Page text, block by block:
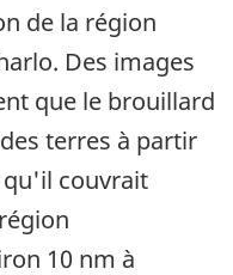
de la région
Des images
que le brouillard
terres à partir
qu'il couvrait
10 nm à